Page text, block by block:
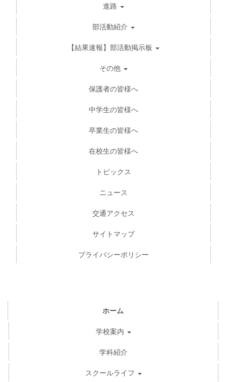
進路
部活動紹介
【結果速報】部活動掲示板
その他
保護者の皆様へ
中学生の皆様へ
卒業生の皆様へ
在校生の皆様へ
トピックス
ニュース
交通アクセス
サイトマップ
プライバシーポリシー
ホーム
学校案内
学科紹介
スクールライフ